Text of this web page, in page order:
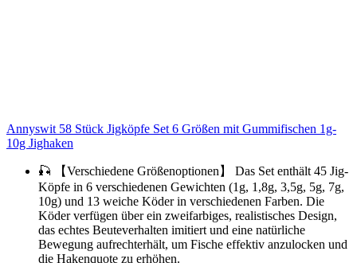
Annyswit 58 Stück Jigköpfe Set 6 Größen mit Gummifischen 1g-
10g Jighaken
🎣 【Verschiedene Größenoptionen】 Das Set enthält 45 Jig-
Köpfe in 6 verschiedenen Gewichten (1g, 1,8g, 3,5g, 5g, 7g,
10g) und 13 weiche Köder in verschiedenen Farben. Die
Köder verfügen über ein zweifarbiges, realistisches Design,
das echtes Beuteverhalten imitiert und eine natürliche
Bewegung aufrechterhält, um Fische effektiv anzulocken und
die Hakenquote zu erhöhen.